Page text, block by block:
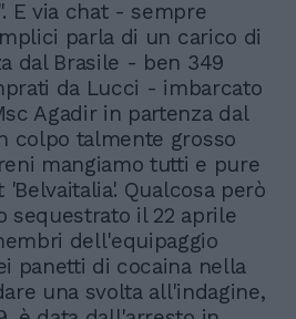
E via chat - sempre
parla di un carico di
dal Brasile - ben 349
da Lucci - imbarcato
Agadir in partenza dal
colpo talmente grosso
mangiamo tutti e pure
Qualcosa però
sequestrato il 22 aprile
dell'equipaggio
panetti di cocaina nella
una svolta all'indagine,